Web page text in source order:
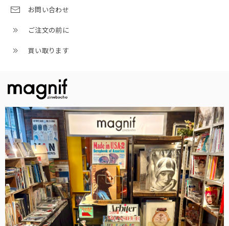
お問い合わせ
ご注文の前に
買い取ります